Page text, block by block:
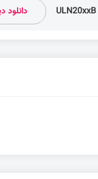
دانلود